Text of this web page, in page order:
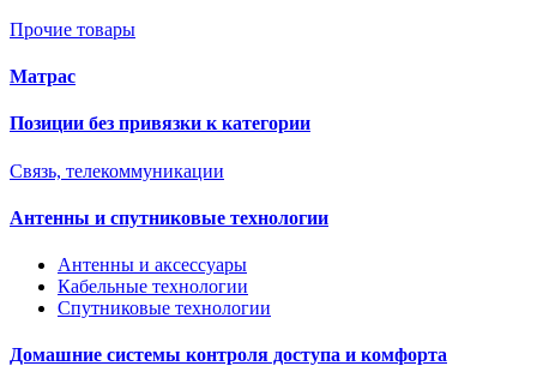
Прочие товары
Матрас
Позиции без привязки к категории
Связь, телекоммуникации
Антенны и спутниковые технологии
Антенны и аксессуары
Кабельные технологии
Спутниковые технологии
Домашние системы контроля доступа и комфорта